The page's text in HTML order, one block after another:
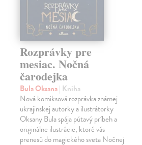
Rozprávky pre
mesiac. Nočná
čarodejka
Bula Oksana| Kniha
Nová komiksová rozprávka známej
ukrajinskej autorky a ilustrátorky
Oksany Bula spája pútavý príbeh a
originálne ilustrácie, ktoré vás
prenesú do magického sveta Nočnej